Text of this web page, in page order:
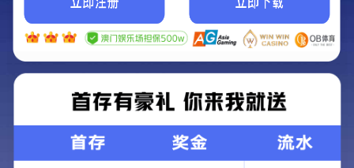
产品中心
01体育app-APP免费下载